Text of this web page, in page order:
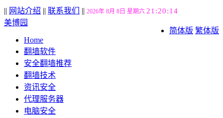
|| 网站介绍 || 联系我们 || 2026年 8月 8日 星期六 21:20:15
简体版 繁体版
美博园
Home
翻墙软件
安全翻墙推荐
翻墙技术
资讯安全
代理服务器
电脑安全